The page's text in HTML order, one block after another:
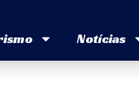
Notícias